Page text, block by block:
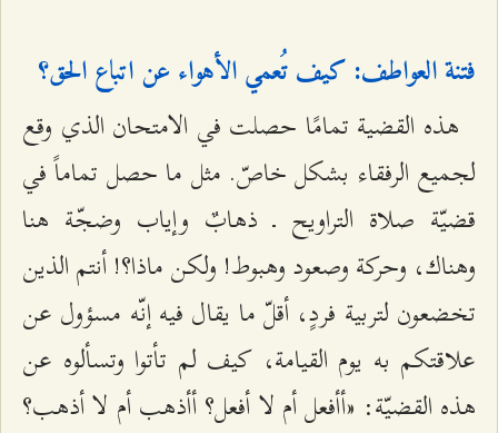
فتنة العواطف: كيف تُعمي الأهواء عن اتباع الحق؟
هذه القضية تمامًا حصلت في الامتحان الذي وقع
لجميع الرفقاء بشكل خاصّ. مثل ما حصل تماماً في
قضيّة صلاة التراويح ـ ذهابٌ وإياب وضجّة هنا
وهناك، وحركة وصعود وهبوط! ولكن ماذا؟! أنتم الذين
تخضعون لتربية فردٍ، أقلّ ما يقال فيه إنّه مسؤول عن
علاقتكم به يوم القيامة، كيف لم تأتوا وتسألوه عن
هذه القضيّة: «أأفعل أم لا أفعل؟ أأذهب أم لا أذهب؟